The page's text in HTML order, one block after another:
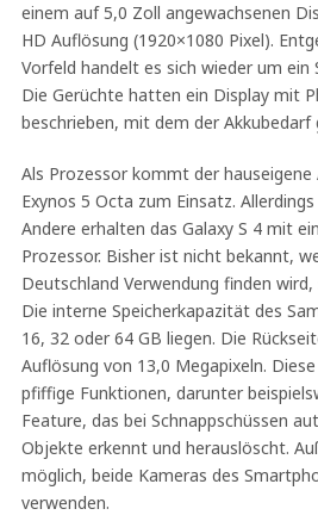
einem auf 5,0 Zoll angewachsenen
HD Auflösung (1920×1080 Pixel).
Vorfeld handelt es sich wieder um ein
Die Gerüchte hatten ein Display mit
beschrieben, mit dem der Akkubedarf
Als Prozessor kommt der
Exynos 5 Octa zum Einsatz.
Andere erhalten das Galaxy S 4 mit
Prozessor. Bisher ist nicht bekannt,
Deutschland Verwendung finden
Die interne Speicherkapazität des
16, 32 oder 64 GB liegen. Die
Auflösung von 13,0 Megapixeln.
pfiffige Funktionen, darunter
Feature, das bei Schnappschüssen
Objekte erkennt und herauslöscht.
möglich, beide Kameras des
verwenden.